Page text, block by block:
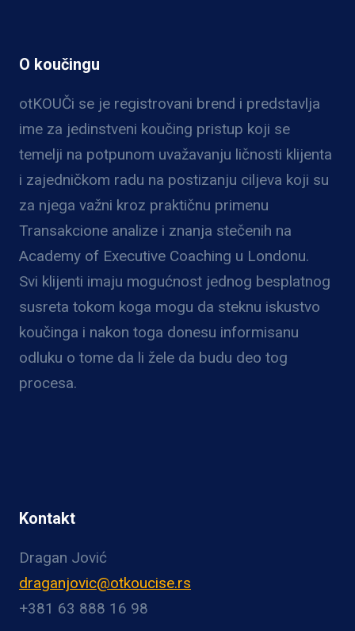
O koučingu
otKOUČi se je registrovani brend i predstavlja
ime za jedinstveni koučing pristup koji se
temelji na potpunom uvažavanju ličnosti klijenta
i zajedničkom radu na postizanju ciljeva koji su
za njega važni kroz praktičnu primenu
Transakcione analize i znanja stečenih na
Academy of Executive Coaching u Londonu.
Svi klijenti imaju mogućnost jednog besplatnog
susreta tokom koga mogu da steknu iskustvo
koučinga i nakon toga donesu informisanu
odluku o tome da li žele da budu deo tog
procesa.
Kontakt
Dragan Jović
draganjovic@otkoucise.rs
+381 63 888 16 98